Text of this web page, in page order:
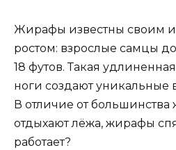
Жирафы известны своим
ростом: взрослые самцы
18 футов. Такая
ноги создают уникальные
В отличие от большинства
отдыхают лёжа, жирафы
работает?